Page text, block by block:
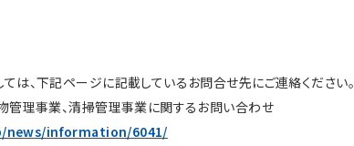
は、下記ページに記載しているお問合せ先にご連絡ください。
管理事業、清掃管理事業に関するお問い合わせ
information/6041/